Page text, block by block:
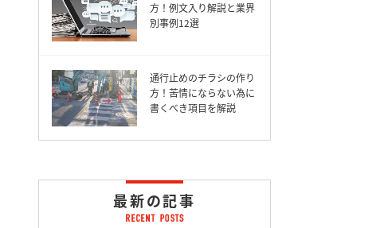
方！例文入り解説と業界
別事例12選
通行止めのチラシの作り
方！苦情にならない為に
書くべき項目を解説
最新の記事